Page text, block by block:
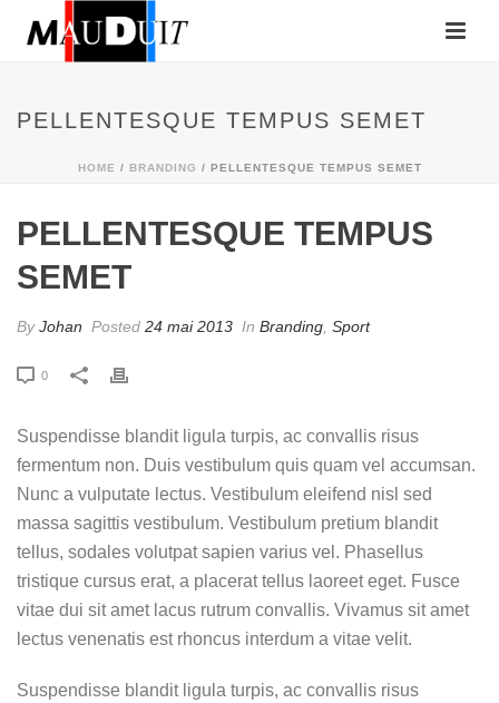
PELLENTESQUE TEMPUS SEMET
HOME / BRANDING / PELLENTESQUE TEMPUS SEMET
PELLENTESQUE TEMPUS
SEMET
ByJohan Posted 24 mai 2013 In Branding Sport
0
Suspendisse blandit ligula turpis, ac convallis risus
fermentum non. Duis vestibulum quis quam vel accumsan.
Nunc a vulputate lectus. Vestibulum eleifend nisl sed
massa sagittis vestibulum. Vestibulum pretium blandit
tellus, sodales volutpat sapien varius vel. Phasellus
tristique cursus erat, a placerat tellus laoreet eget. Fusce
vitae dui sit amet lacus rutrum convallis. Vivamus sit amet
lectus venenatis est rhoncus interdum a vitae velit.
Suspendisse blandit ligula turpis, ac convallis risus